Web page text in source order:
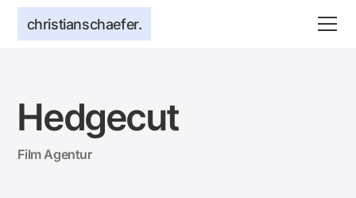
christianschaefer.
Hedgecut
Film Agentur